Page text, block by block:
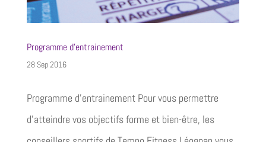
Programme d’entrainement
28 Sep 2016
Programme d'entrainement Pour vous permettre
d’atteindre vos objectifs forme et bien-être, les